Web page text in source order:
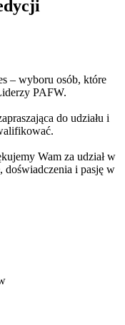
– wyboru osób, które
PAFW.
do udziału i
Wam za udział w
doświadczenia i pasję w